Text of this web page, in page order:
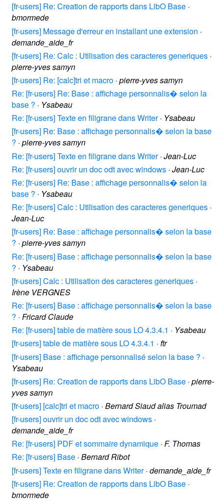
[fr-users] Re: Creation de rapports dans LibO Base ·
bmormede
[fr-users] Message d'erreur en installant une extension ·
demande_aide_fr
[fr-users] Re: Calc : Utilisation des caracteres generiques ·
pierre-yves samyn
[fr-users] Re: [calc]tri et macro · pierre-yves samyn
Re: [fr-users] Re: Base : affichage personnalis� selon la
base ? · Ysabeau
Re: [fr-users] Texte en filigrane dans Writer· Ysabeau
[fr-users] Re: Base : affichage personnalis� selon la base
? · pierre-yves samyn
Re: [fr-users] Texte en filigrane dans Writer· Jean-Luc
Re: [fr-users] ouvrir un doc odt avec windows · Jean-Luc
Re: [fr-users] Re: Base : affichage personnalis� selon la
base ? · Ysabeau
Re: [fr-users] Calc : Utilisation des caracteres generiques ·
Jean-Luc
[fr-users] Re: Base : affichage personnalis� selon la base
? · pierre-yves samyn
Re: [fr-users] Base : affichage personnalis� selon la base
? · Ysabeau
[fr-users] Calc : Utilisation des caracteres generiques ·
Irène VERGNES
Re: [fr-users] Base : affichage personnalis� selon la base
? · Fricard Claude
Re: [fr-users] table de matière sous LO 4.3.4.1 · Ysabeau
[fr-users] table de matière sous LO 4.3.4.1 · ftr
[fr-users] Base : affichage personnalisé selon la base ? ·
Ysabeau
[fr-users] Re: Creation de rapports dans LibO Base · pierre-
yves samyn
[fr-users] [calc]tri et macro · Bernard Siaud alias Troumad
[fr-users] ouvrir un doc odt avec windows ·
demande_aide_fr
Re: [fr-users] PDF et sommaire dynamique · F. Thomas
Re: [fr-users] Base · Bernard Ribot
[fr-users] Texte en filigrane dans Writer· demande_aide_fr
[fr-users] Re: Creation de rapports dans LibO Base ·
bmormede